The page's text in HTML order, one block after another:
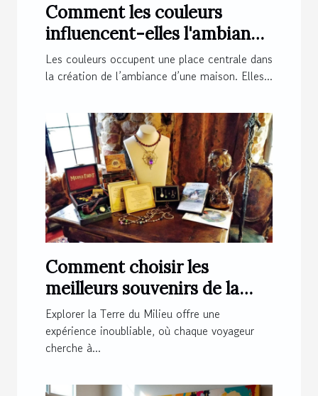
Comment les couleurs
influencent-elles l'ambiance
de votre maison ?
Les couleurs occupent une place centrale dans
la création de l’ambiance d’une maison. Elles...
Comment choisir les
meilleurs souvenirs de la
Terre du Milieu ?
Explorer la Terre du Milieu offre une
expérience inoubliable, où chaque voyageur
cherche à...